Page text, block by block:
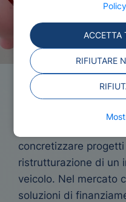
Policy
ACCETTA
RIFIUTARE
Prestito
concretizzare
ristrutturazione di un
veicolo. Nel mercato
soluzioni di